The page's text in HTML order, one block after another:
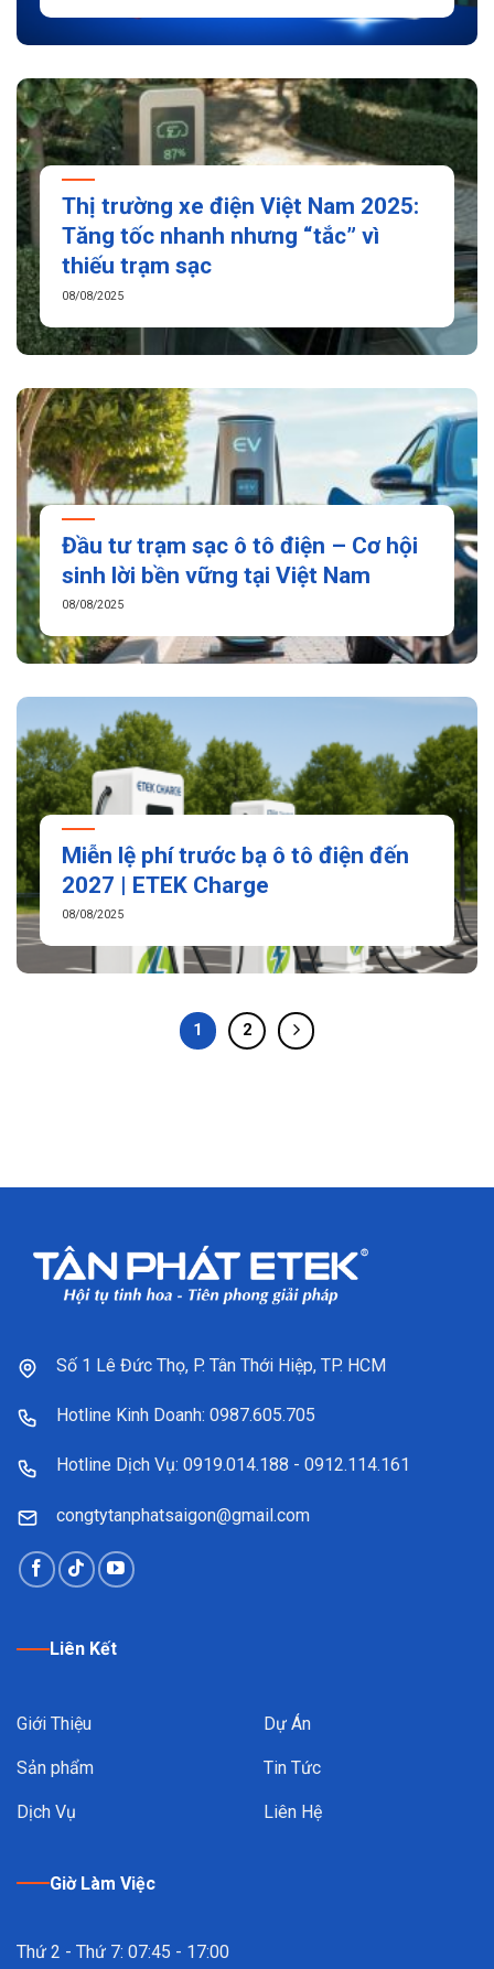
Thị trường xe điện Việt Nam 2025:
Tăng tốc nhanh nhưng “tắc” vì
thiếu trạm sạc
08/08/2025
Đầu tư trạm sạc ô tô điện – Cơ hội
sinh lời bền vững tại Việt Nam
08/08/2025
Miễn lệ phí trước bạ ô tô điện đến
2027 | ETEK Charge
08/08/2025
1 2
Số 1 Lê Đức Thọ, P. Tân Thới Hiệp, TP. HCM
Hotline Kinh Doanh: 0987.605.705
Hotline Dịch Vụ: 0919.014.188 - 0912.114.161
congtytanphatsaigon@gmail.com
Liên Kết
Giới Thiệu
Sản phẩm
Dịch Vụ
Dự Án
Tin Tức
Liên Hệ
Giờ Làm Việc
Thứ 2 - Thứ 7: 07:45 - 17:00